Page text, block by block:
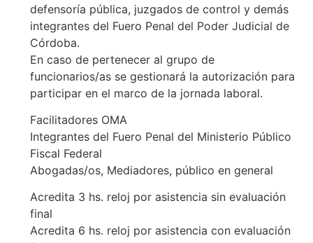
defensoría pública, juzgados de control y demás
integrantes del Fuero Penal del Poder Judicial de
Córdoba.
En caso de pertenecer al grupo de
funcionarios/as se gestionará la autorización para
participar en el marco de la jornada laboral.
Facilitadores OMA
Integrantes del Fuero Penal del Ministerio Público
Fiscal Federal
Abogadas/os, Mediadores, público en general
Acredita 3 hs. reloj por asistencia sin evaluación
final
Acredita 6 hs. reloj por asistencia con evaluación